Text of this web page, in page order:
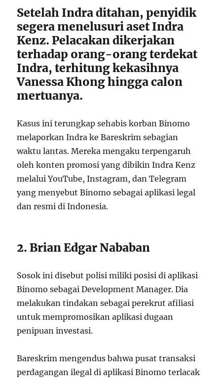
Setelah Indra ditahan, penyidik
segera menelusuri aset Indra
Kenz. Pelacakan dikerjakan
terhadap orang-orang terdekat
Indra, terhitung kekasihnya
Vanessa Khong hingga calon
mertuanya.
Kasus ini terungkap sehabis korban Binomo
melaporkan Indra ke Bareskrim sebagian
waktu lantas. Mereka mengaku terpengaruh
oleh konten promosi yang dibikin Indra Kenz
melalui YouTube, Instagram, dan Telegram
yang menyebut Binomo sebagai aplikasi legal
dan resmi di Indonesia.
2. Brian Edgar Nababan
Sosok ini disebut polisi miliki posisi di aplikasi
Binomo sebagai Development Manager. Dia
melakukan tindakan sebagai perekrut afiliasi
untuk mempromosikan aplikasi dugaan
penipuan investasi.
Bareskrim mengendus bahwa pusat transaksi
perdagangan ilegal di aplikasi Binomo terlacak